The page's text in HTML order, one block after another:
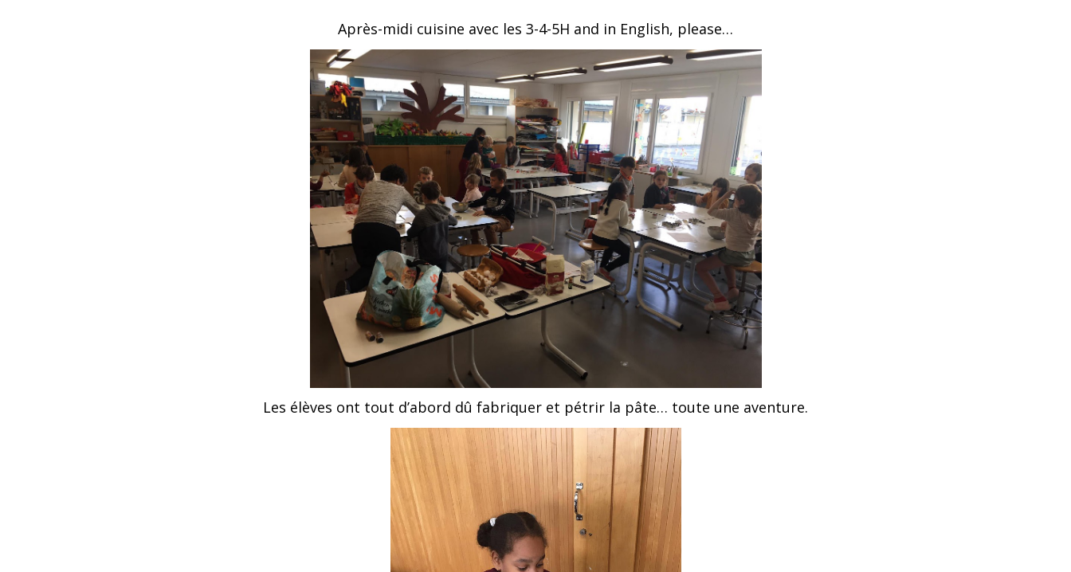
Après-midi cuisine avec les 3-4-5H and in English, please…
Les élèves ont tout d’abord dû fabriquer et pétrir la pâte… toute une aventure.